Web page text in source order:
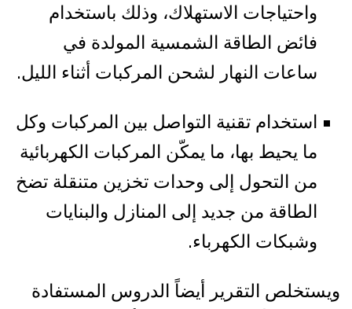
واحتياجات الاستهلاك، وذلك باستخدام
فائض الطاقة الشمسية المولدة في
ساعات النهار لشحن المركبات أثناء الليل.
استخدام تقنية التواصل بين المركبات وكل
ما يحيط بها، ما يمكّن المركبات الكهربائية
من التحول إلى وحدات تخزين متنقلة تضخ
الطاقة من جديد إلى المنازل والبنايات
وشبكات الكهرباء.
ويستخلص التقرير أيضاً الدروس المستفادة